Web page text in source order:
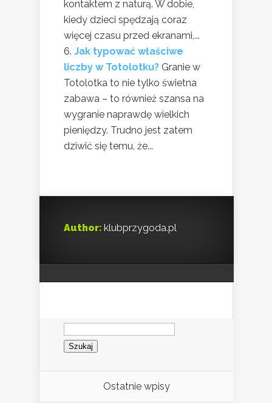
kontaktem z naturą. W dobie,
kiedy dzieci spędzają coraz
więcej czasu przed ekranami,...
Jak typować właściwe
liczby w Totolotku? Granie w
Totolotka to nie tylko świetna
zabawa – to również szansa na
wygranie naprawdę wielkich
pieniędzy. Trudno jest zatem
dziwić się temu, że...
Author: klubprzygoda.pl
Szukaj:
Ostatnie wpisy